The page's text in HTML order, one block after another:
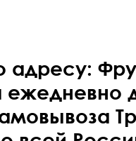
адресу:
ежедневно